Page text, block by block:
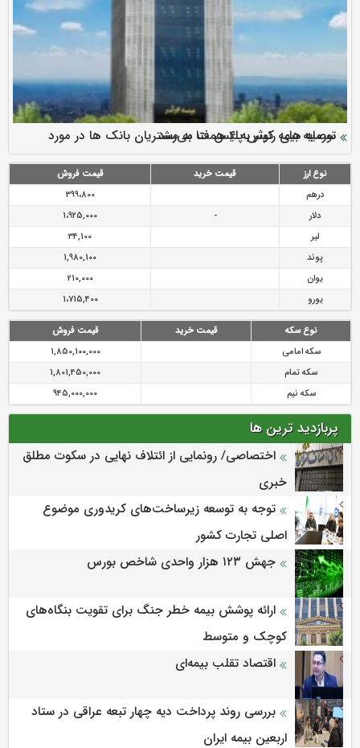
ارزش سهام عدالت بالا رفت
سرمایه بیمه کوثر به ۴ همت می‌رسد
نود ثانیه با فولاد سنگان
تقدیر دبیرکل سندیکای بیمه گران ایران از اقدامات مدیرعامل بیمه
رازی
توصیه های رئیس پلیس فتا به مشتریان بانک ها در مورد
پیشگیری از سرقت های مجازی
نوع ارز قیمت خرید
قیمت فروش
درهم
399،800
دلار
-
1،925,000
لیر
34,100
پوند
1,980,100
یوان
210,000
یورو
1،715,400
نوع سکه قیمت خرید
قیمت فروش
سکه امامی
1,850,100,000
سکه تمام
1,801,450,000
سکه نیم
945,000,000
پربازدید ترین ها
اختصاصی/ رونمایی از ائتلاف‌ نهایی در سکوت مطلق
خبری
توجه به توسعه زیرساخت‌های کریدوری موضوع
اصلی تجارت کشور
جهش ۱۲۳ هزار واحدی شاخص بورس
ارائه پوشش بیمه خطر جنگ برای تقویت بنگاه‌های
کوچک و متوسط
اقتصاد تقلب بیمه‌ای
بررسی روند پرداخت دیه چهار تبعه عراقی در ستاد
اربعین بیمه ایران